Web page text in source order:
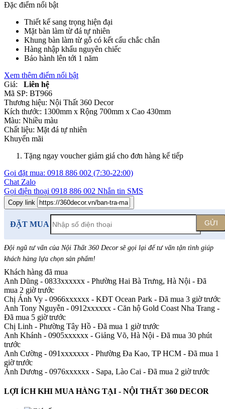
Đặc điểm nổi bật
Thiết kế sang trọng hiện đại
Mặt bàn làm từ đá tự nhiên
Khung bàn làm từ gỗ có kết cấu chắc chắn
Hàng nhập khẩu nguyên chiếc
Bảo hành lên tới 1 năm
Xem thêm điểm nổi bật
Giá:
Liên hệ
Mã SP: BT966
Thương hiệu: Nội Thất 360 Decor
Kích thước: 1300mm x Rộng 700mm x Cao 430mm
Màu: Nhiều màu
Chất liệu: Mặt đá tự nhiên
Khuyến mãi
Tặng ngay voucher giảm giá cho đơn hàng kế tiếp
Gọi đặt mua: 0918 886 002 (7:30-22:00)
Chat Zalo
Gọi điện thoại 0918 886 002 Nhắn tin SMS
Copy link
ĐẶT MUA GỬI
Đội ngũ tư vấn của Nội Thất 360 Decor sẽ gọi lại để tư vấn tận tình giúp
khách hàng lựa chọn sản phẩm!
Khách hàng đã mua
Anh Dũng - 0833xxxxxx - Phường Hai Bà Trưng, Hà Nội - Đã
mua 2 giờ trước
Chị Ánh Vy - 0966xxxxxx - KĐT Ocean Park - Đã mua 3 giờ trước
Anh Tony Nguyễn - 0912xxxxxx - Căn hộ Gold Coast Nha Trang -
Đã mua 5 giờ trước
Chị Linh - Phường Tây Hồ - Đã mua 1 giờ trước
Anh Khánh - 0905xxxxxx - Giảng Võ, Hà Nội - Đã mua 30 phút
trước
Anh Cường - 091xxxxxxx - Phường Đa Kao, TP HCM - Đã mua 1
giờ trước
Ánh Dương - 0976xxxxxx - Sapa, Lào Cai - Đã mua 2 giờ trước
LỢI ÍCH KHI MUA HÀNG TẠI - NỘI THẤT 360 DECOR